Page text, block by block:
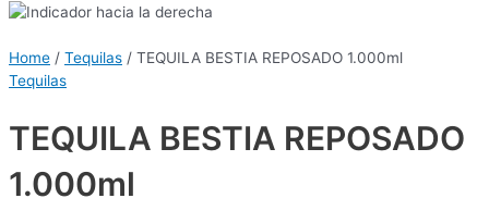
Home / Tequilas / TEQUILA BESTIA REPOSADO 1.000ml
Tequilas
TEQUILA BESTIA REPOSADO
1.000ml